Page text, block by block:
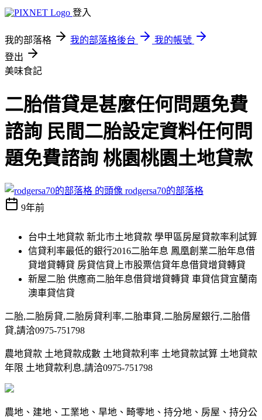
登入
我的部落格 我的部落格後台
我的帳號
登出
美味食記
二胎借貸是甚麼任何問題免費
諮詢 民間二胎設定資料任何問
題免費諮詢 桃園桃園土地貸款
rodgersa70的部落格
9年前
台中土地貸款 新北市土地貸款 學甲區房屋貸款率利試算
信貸利率最低的銀行2016二胎年息 鳳凰創業二胎年息借
貸增貸轉貸 房貸信貸上市股票信貸年息借貸增貸轉貸
新屋二胎 供應商二胎年息借貸增貸轉貸 車貸信貸宜蘭南
澳車貸信貸
二胎,二胎房貸,二胎房貸利率,二胎車貸,二胎房屋銀行,二胎借
貸,請洽0975-751798
農地貸款 土地貸款成數 土地貸款利率 土地貸款試算 土地貸款
年限 土地貸款利息,請洽0975-751798
農地、建地、工業地、旱地、畸零地、持分地、房屋、持分公